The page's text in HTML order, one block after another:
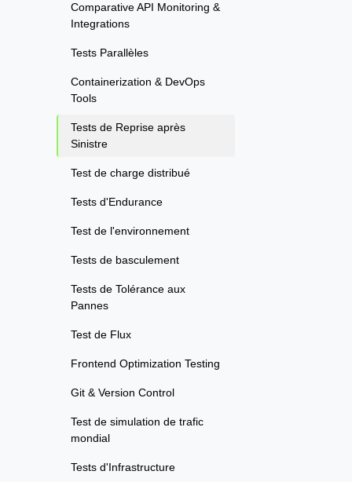
Comparative API Monitoring &
Integrations
Tests Parallèles
Containerization & DevOps
Tools
Tests de Reprise après
Sinistre
Test de charge distribué
Tests d'Endurance
Test de l'environnement
Tests de basculement
Tests de Tolérance aux
Pannes
Test de Flux
Frontend Optimization Testing
Git & Version Control
Test de simulation de trafic
mondial
Tests d'Infrastructure